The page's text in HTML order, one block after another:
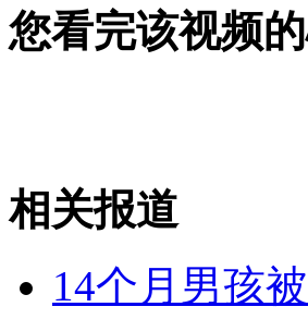
您看完该视频
相关报道
14个月男孩